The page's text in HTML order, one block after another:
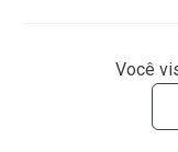
Você